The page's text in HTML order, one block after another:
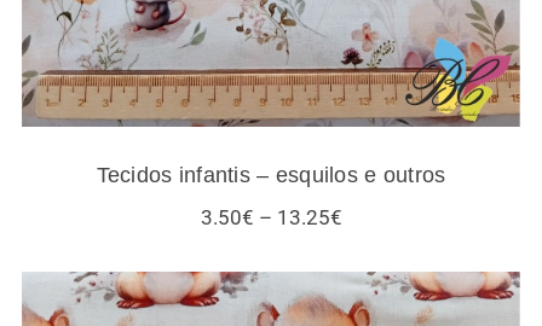
Tecidos infantis – esquilos e outros
3.50€ – 13.25€Price
through
13.25€